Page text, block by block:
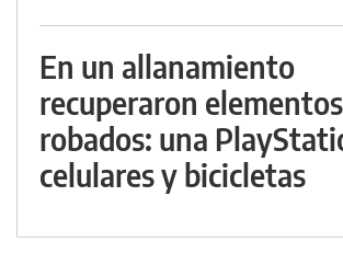
En un allanamiento
recuperaron elementos
robados: una
celulares y bicicletas